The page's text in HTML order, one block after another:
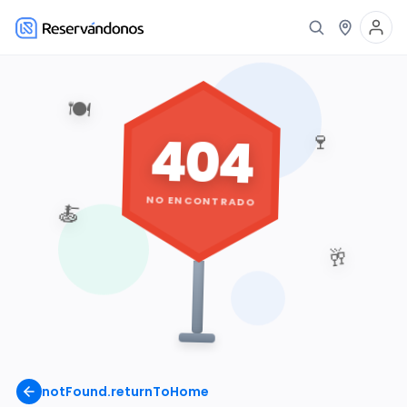
notFound.returnToHome
🍽️
🍷
🥂
🍝
404
NO ENCONTRADO